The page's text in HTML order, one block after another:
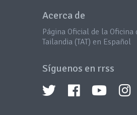
Acerca de
Página Oficial de la Oficina
Tailandia (TAT) en Español
Síguenos en rrss